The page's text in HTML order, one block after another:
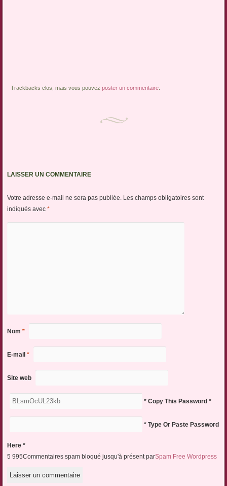
Trackbacks clos, mais vous pouvezposter un commentaire
LAISSER UN COMMENTAIRE
Votre adresse e-mail ne sera pas publiée. Les champs obligatoires sont
indiqués avec *
Nom *
E-mail *
Site web
* Copy This Password *
* Type Or Paste Password
Here *
5 995Commentaires spam bloqué jusqu'à présent parSpam Free Wordpress